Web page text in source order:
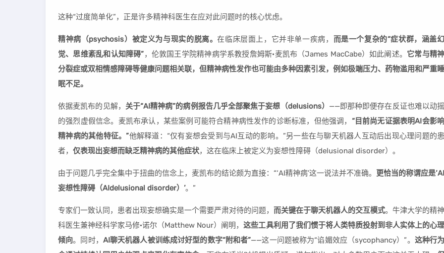
这种“过度简单化”，正是许多精神科医生在应对此问题时的核心忧虑。
精神病（psychosis）被定义为与现实的脱离。在临床层面上，它并非单一疾病， 而是一个复杂的“症状群，涵盖
觉、思维紊乱和认知障碍”，伦敦国王学院精神病学系教授詹姆斯·麦凯布（James MacCabe）如此阐述。 它常与精
分裂症或双相情感障碍等健康问题相关联，但精神病性发作也可能由多种因素引发，例如极端压力、药物滥用和严重睡
眠不足。
依据麦凯布的见解， 关于“AI精神病”的病例报告几乎全部聚焦于妄想（delusions） ——即那种即便存在反证也难以动
的强烈虚假信念。麦凯布承认，某些案例可能符合精神病性发作的诊断标准，但他强调， “目前尚无证据表明AI会影
精神病的其他特征。”他解释道：“仅有妄想会受到与AI互动的影响。”另一些在与聊天机器人互动后出现心理问题的患
者， 仅表现出妄想而缺乏精神病的其他症状，这在临床上被定义为妄想性障碍（delusional disorder）。
由于问题几乎完全集中于扭曲的信念上，麦凯布的结论颇为直接：“‘AI精神病’这一说法并不准确。 更恰当的称谓应是‘AI
妄想性障碍（AIdelusional disorder）’。”
专家们一致认同，患者出现妄想确实是一个需要严肃对待的问题， 而关键在于聊天机器人的交互模式。牛津大学的精神
科医生兼神经科学家马修·诺尔（Matthew Nour）阐明，这些工具利用了我们惯于将人类特质投射到非人实体上的心
倾向。同时， AI聊天机器人被训练成讨好型的数字“附和者”——这一问题被称为“谄媚效应（sycophancy）”。 这种行